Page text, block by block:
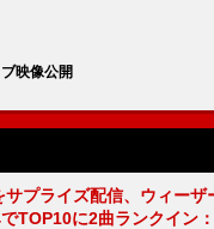
映像公開
サプライズ配信、ウィー
TOP10に2曲ランクイン